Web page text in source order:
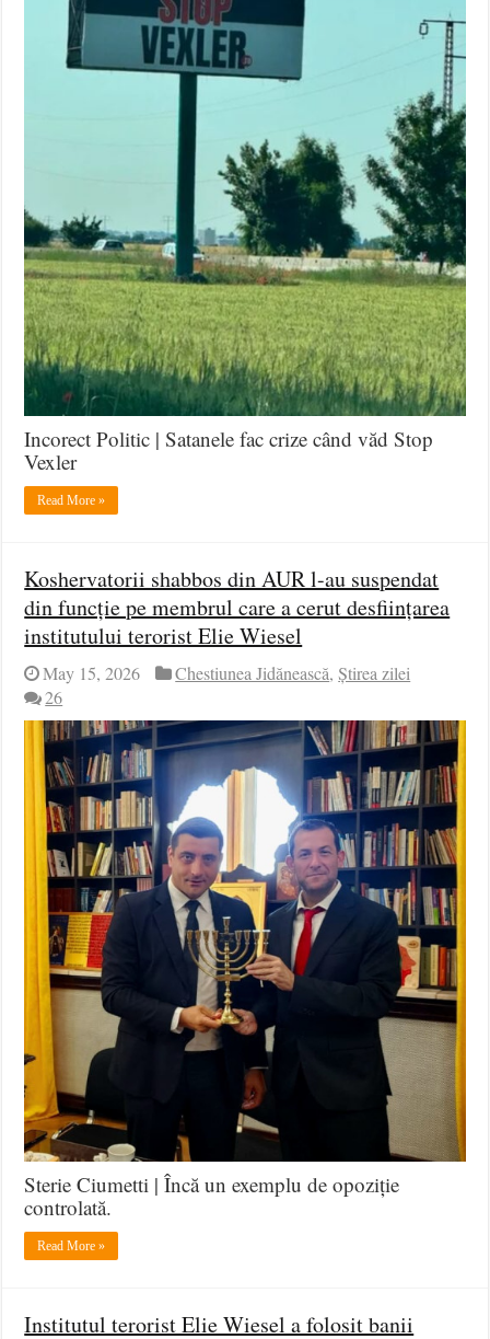
Incorect Politic | Satanele fac crize când văd Stop
Vexler
Read More »
Koshervatorii shabbos din AUR l-au suspendat
din funcție pe membrul care a cerut desființarea
institutului terorist Elie Wiesel
May 15, 2026 Chestiunea Jidănească,Știrea zilei
26
Sterie Ciumetti | Încă un exemplu de opoziție
controlată.
Read More »
Institutul terorist Elie Wiesel a folosit banii